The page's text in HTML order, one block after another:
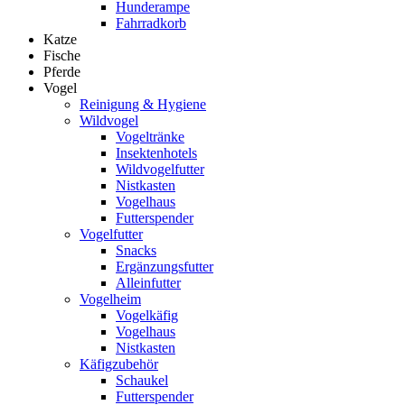
Hunderampe
Fahrradkorb
Katze
Fische
Pferde
Vogel
Reinigung & Hygiene
Wildvogel
Vogeltränke
Insektenhotels
Wildvogelfutter
Nistkasten
Vogelhaus
Futterspender
Vogelfutter
Snacks
Ergänzungsfutter
Alleinfutter
Vogelheim
Vogelkäfig
Vogelhaus
Nistkasten
Käfigzubehör
Schaukel
Futterspender